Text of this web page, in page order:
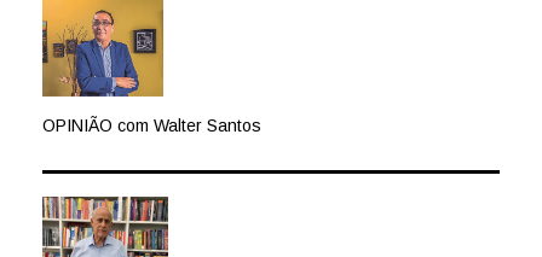
OPINIÃO com Walter Santos